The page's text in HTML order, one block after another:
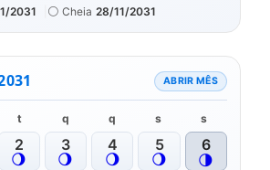
2031 🌕 Cheia 28/11/2031
ABRIR MÊS
t q q s s
2
🌖
3
🌖
4
🌖
5
🌖
6
🌗